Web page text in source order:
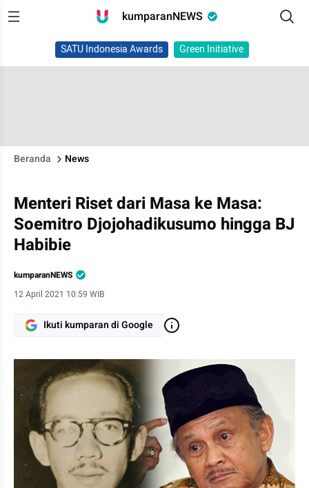
kumparanNEWS
SATU Indonesia Awards Green Initiative
Beranda News
Menteri Riset dari Masa ke Masa:
Soemitro Djojohadikusumo hingga BJ
Habibie
kumparanNEWS
12 April 2021 10:59 WIB
Ikuti kumparan di Google